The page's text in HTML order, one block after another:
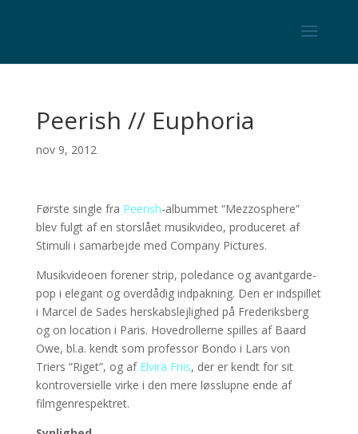
Peerish // Euphoria
nov 9, 2012
Første single fra Peerish-albummet “Mezzosphere”
blev fulgt af en storslået musikvideo, produceret af
Stimuli i samarbejde med Company Pictures.
Musikvideoen forener strip, poledance og avantgarde-
pop i elegant og overdådig indpakning. Den er indspillet
i Marcel de Sades herskabslejlighed på Frederiksberg
og on location i Paris. Hovedrollerne spilles af Baard
Owe, bl.a. kendt som professor Bondo i Lars von
Triers “Riget”, og af Elvira Friis, der er kendt for sit
kontroversielle virke i den mere løsslupne ende af
filmgenrespektret.